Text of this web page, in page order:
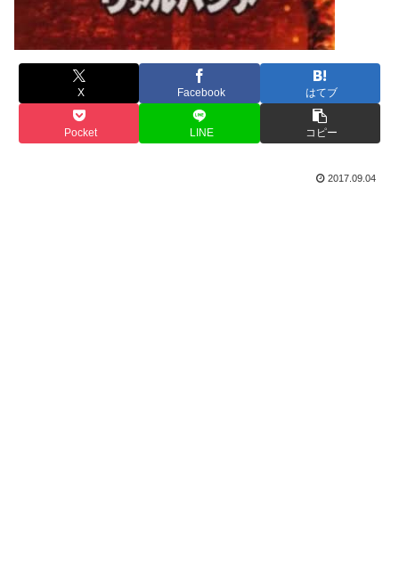
X Facebook はてブ
Pocket LINE コピー
2017.09.04